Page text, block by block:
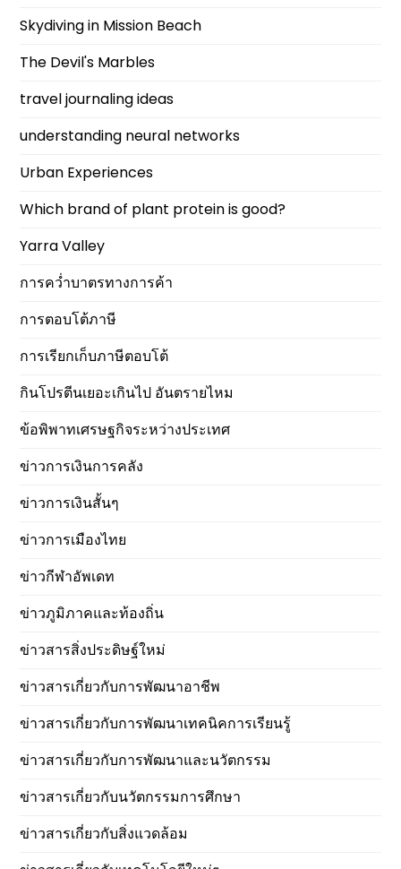
Skydiving in Mission Beach
The Devil's Marbles
travel journaling ideas
understanding neural networks
Urban Experiences
Which brand of plant protein is good?
Yarra Valley
การคว่ำบาตรทางการค้า
การตอบโต้ภาษี
การเรียกเก็บภาษีตอบโต้
กินโปรตีนเยอะเกินไป อันตรายไหม
ข้อพิพาทเศรษฐกิจระหว่างประเทศ
ข่าวการเงินการคลัง
ข่าวการเงินสั้นๆ
ข่าวการเมืองไทย
ข่าวกีฬาอัพเดท
ข่าวภูมิภาคและท้องถิ่น
ข่าวสารสิ่งประดิษฐ์ใหม่
ข่าวสารเกี่ยวกับการพัฒนาอาชีพ
ข่าวสารเกี่ยวกับการพัฒนาเทคนิคการเรียนรู้
ข่าวสารเกี่ยวกับการพัฒนาและนวัตกรรม
ข่าวสารเกี่ยวกับนวัตกรรมการศึกษา
ข่าวสารเกี่ยวกับสิ่งแวดล้อม